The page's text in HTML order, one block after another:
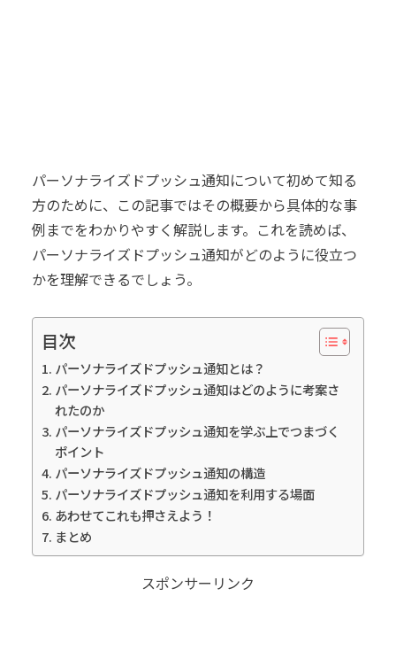
パーソナライズドプッシュ通知について初めて知る
方のために、この記事ではその概要から具体的な事
例までをわかりやすく解説します。これを読めば、
パーソナライズドプッシュ通知がどのように役立つ
かを理解できるでしょう。
目次
パーソナライズドプッシュ通知とは？
パーソナライズドプッシュ通知はどのように考案さ
れたのか
パーソナライズドプッシュ通知を学ぶ上でつまづく
ポイント
パーソナライズドプッシュ通知の構造
パーソナライズドプッシュ通知を利用する場面
あわせてこれも押さえよう！
まとめ
スポンサーリンク